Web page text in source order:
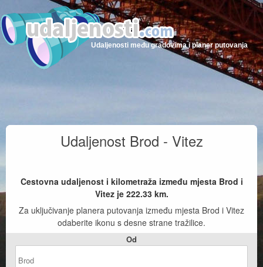
Udaljenosti među gradovima i planer putovanja
Udaljenost Brod - Vitez
Cestovna udaljenost i kilometraža između mjesta Brod i
Vitez je 222.33km.
Za uključivanje planera putovanja između mjesta Brod i Vitez
odaberite ikonu s desne strane tražilice.
Od